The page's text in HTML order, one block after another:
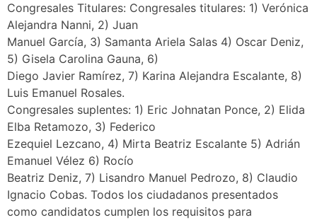
Congresales Titulares: Congresales titulares: 1) Verónica
Alejandra Nanni, 2) Juan
Manuel García, 3) Samanta Ariela Salas 4) Oscar Deniz,
5) Gisela Carolina Gauna, 6)
Diego Javier Ramírez, 7) Karina Alejandra Escalante, 8)
Luis Emanuel Rosales.
Congresales suplentes: 1) Eric Johnatan Ponce, 2) Elida
Elba Retamozo, 3) Federico
Ezequiel Lezcano, 4) Mirta Beatriz Escalante 5) Adrián
Emanuel Vélez 6) Rocío
Beatriz Deniz, 7) Lisandro Manuel Pedrozo, 8) Claudio
Ignacio Cobas. Todos los ciudadanos presentados
como candidatos cumplen los requisitos para